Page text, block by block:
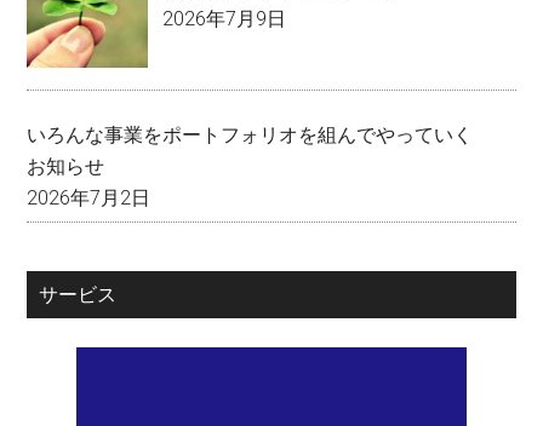
2026年7月9日
いろんな事業をポートフォリオを組んでやっていく
お知らせ
2026年7月2日
サービス